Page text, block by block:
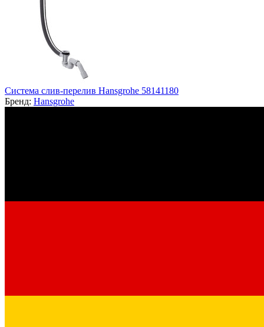
Система слив-перелив Hansgrohe 58141180
Бренд: Hansgrohe